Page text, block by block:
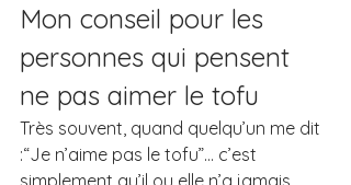
Mon conseil pour les
personnes qui pensent
ne pas aimer le tofu
Très souvent, quand quelqu’un me dit
:“Je n’aime pas le tofu”… c’est
simplement qu’il ou elle n’a jamais